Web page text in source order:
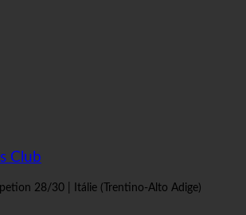
Club
28/30 | Itálie (Trentino-Alto Adige)